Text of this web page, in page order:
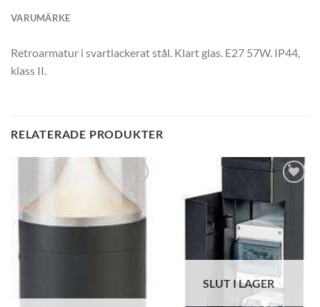
VARUMÄRKE
Retroarmatur i svartlackerat stål. Klart glas. E27 57W. IP44,
klass II.
RELATERADE PRODUKTER
SLUT I LAGER